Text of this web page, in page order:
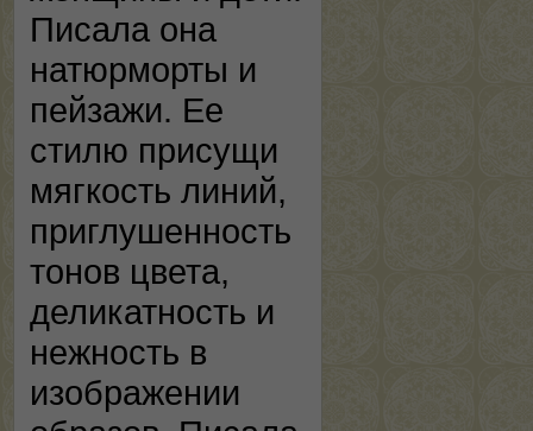
Писала она
натюрморты и
пейзажи. Ее
стилю присущи
мягкость линий,
приглушенность
тонов цвета,
деликатность и
нежность в
изображении